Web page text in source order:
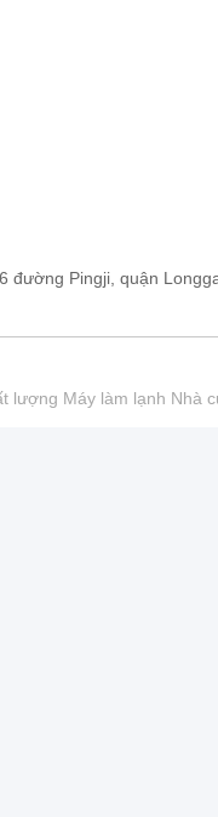
đường Pingji, quận
lượng Máy làm lạnh Nhà